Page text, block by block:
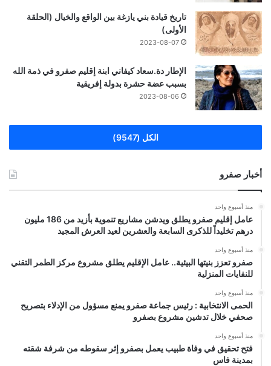
تاريخ قيادة بني يازغة بين الواقع والخيال (الحلقة
الأولى)
2023-08-07
الإطار دة.سعاد كيفاني ابنة إقليم صفرو في ذمة الله
بسبب عضة حشرة بدولة إفريقية
2023-08-06
الكل (9547)
أخبار صفرو
منذ أسبوع واحد
عامل إقليم صفرو يطلق ويدشن مشاريع تنموية بأزيد من 186 مليون
درهم تخليداً للذكرى السابعة والعشرين لعيد العرش المجيد
منذ أسبوع واحد
صفرو تعزز بنيتها البيئية.. عامل الإقليم يطلق مشروع مركز الطمر التقني
للنفايات المنزلية
منذ أسبوع واحد
الحمى الانتخابية : رئيس جماعة صفرو يمنع مسؤول من الإدلاء بتصريح
صحفي خلال تدشين مشروع بصفرو
منذ أسبوع واحد
فتح تحقيق في وفاة طبيب يعمل بصفرو إثر سقوطه من شرفة شقته
بمدينة فاس